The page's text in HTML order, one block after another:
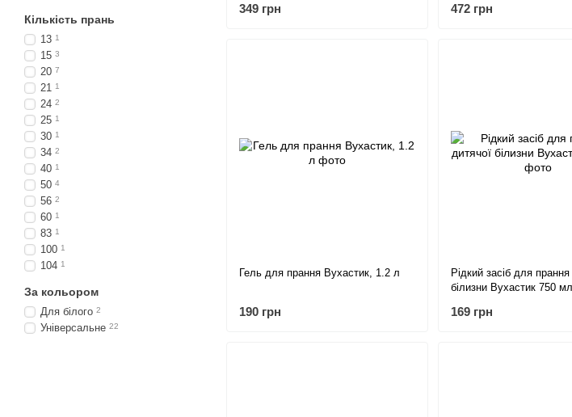
349 грн 472 грн
Гель для прання Вухастик, 1.2 л
190 грн
Рідкий засіб для прання
білизни Вухастик 750 мл
169 грн
Кількість прань
13 1
15 3
20 7
21 1
24 2
25 1
30 1
34 2
40 1
50 4
56 2
60 1
83 1
100 1
104 1
За кольором
Для білого 2
Універсальне 22